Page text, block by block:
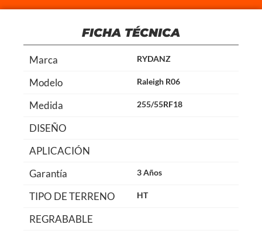
FICHA TÉCNICA
Marca RYDANZ
Modelo Raleigh R06
Medida 255/55RF18
DISEÑO
APLICACIÓN
Garantía
3 Años
TIPO DE TERRENO HT
REGRABABLE